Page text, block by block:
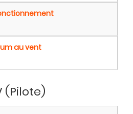
au vent
(Pilote)